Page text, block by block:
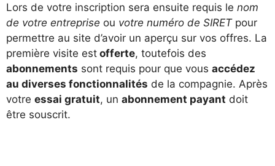
Lors de votre inscription sera ensuite requis le nom
de votre entreprise ou votre numéro de SIRETpour
permettre au site d’avoir un aperçu sur vos offres. La
première visite est offerte, toutefois des
abonnements sont requis pour que vous accédez
au diverses fonctionnalités de la compagnie. Après
votre essai gratuit, un abonnement payant doit
être souscrit.